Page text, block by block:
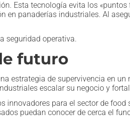
Esta tecnología evita los
panaderías industriales. Al
seguridad operativa.
futuro
estrategia de supervivencia en
escalar su negocio y
para el sector de
puedan conocer de cerca el